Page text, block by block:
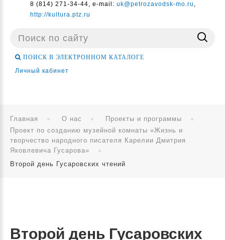
8 (814) 271-34-44, e-mail: uk@petrozavodsk-mo.ru ,
http://kultura.ptz.ru
Поиск
ПОИСК В ЭЛЕКТРОННОМ КАТАЛОГЕ
Личный кабинет
Главная О нас
Проекты и программы
Проект по созданию музейной комнаты «Жизнь и
творчество народного писателя Карелии Дмитрия
Яковлевича Гусарова»
Второй день Гусаровских чтений
Второй день Гусаровских